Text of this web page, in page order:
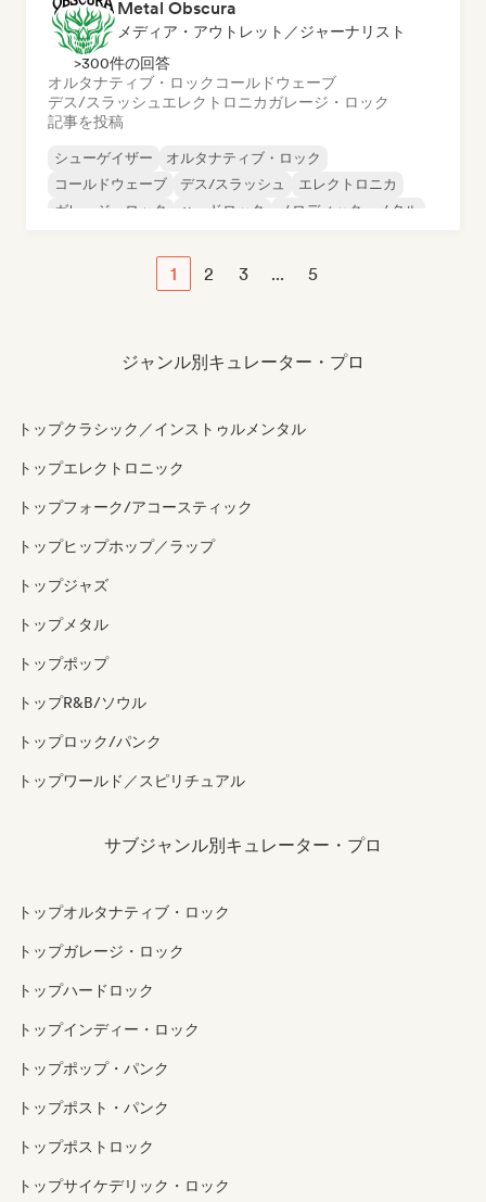
Metal Obscura
メディア・アウトレット／ジャーナリスト
>300件の回答
オルタナティブ・ロック コールドウェーブ
デス/スラッシュ エレクトロニカガレージ・ロック
記事を投稿
シューゲイザー
オルタナティブ・ロック
コールドウェーブ
デス/スラッシュ
エレクトロニカ
ガレージ・ロック
ハードロック メロディック・メタル
1 2 3 ... 5
ジャンル別キュレーター・プロ
トップクラシック／インストゥルメンタル
トップエレクトロニック
トップフォーク/アコースティック
トップヒップホップ／ラップ
トップジャズ
トップメタル
トップポップ
トップR&B/ソウル
トップロック/パンク
トップワールド／スピリチュアル
サブジャンル別キュレーター・プロ
トップオルタナティブ・ロック
トップガレージ・ロック
トップハードロック
トップインディー・ロック
トップポップ・パンク
トップポスト・パンク
トップポストロック
トップサイケデリック・ロック